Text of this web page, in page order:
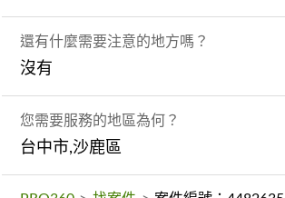
還有什麼需要注意的地方嗎？
沒有
您需要服務的地區為何？
台中市,沙鹿區